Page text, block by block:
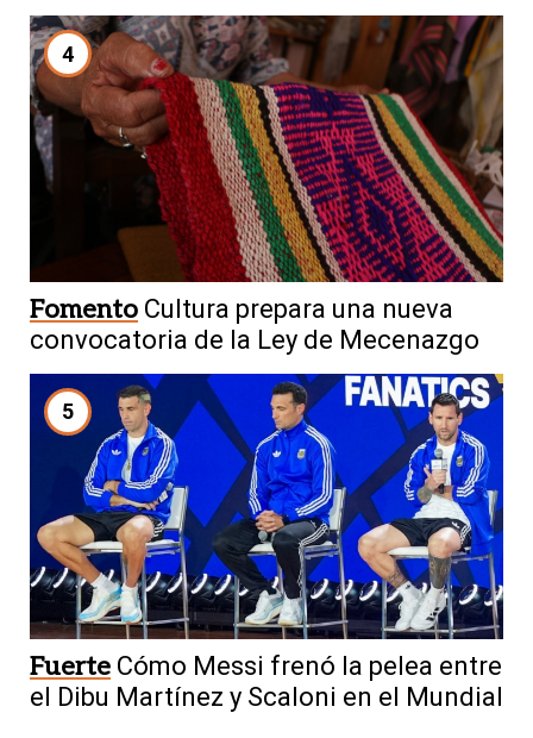
4
Fomento Cultura prepara una nueva
convocatoria de la Ley de Mecenazgo
5
Fuerte Cómo Messi frenó la pelea entre
el Dibu Martínez y Scaloni en el Mundial